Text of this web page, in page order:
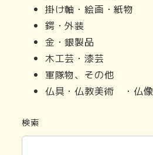
掛け軸・絵画・紙物
鍔・外装
金・銀製品
木工芸・漆芸
軍隊物、その他
仏具・仏教美術 ・仏像
検索